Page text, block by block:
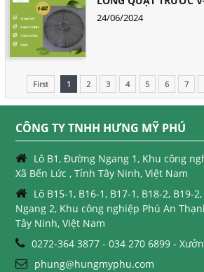
24/06/2024
First 1 2 3 4 5 6 7
CÔNG TY TNHH HƯNG MỸ PHÚ
Lô B1, Đường Ngang 1, Khu công
Xã Bến Lức , Tỉnh Tây Ninh, Việt Nam
Lô B15-1, B16-1, B17-1, B18-2, B19-
Ngang 2, Khu công nghiệp Phú An
Tây Ninh, Việt Nam
0272-364 3877 - 034 270 6899 -
phung@hungmyphu.com